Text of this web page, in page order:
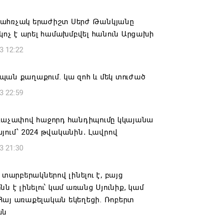
ի աջակցություն Ամենայն
և սրբազանների. Աննա
Գրիգորյանը վերանշանակվել է
14:21
ներսում ազգային համերաշխության
թե՛ արտաքին ճակատում հայ
շահերի պաշտպանության գործը
14:18
երաժիշտ Սերժ Թանկյանը
կոչ է արել համախմբվել հանուն Արցախի
12:22
քաղաքում. կա զոհ և մեկ տուժած
22:59
հաջորդ հանդիպումը կկայանա
2024 թվականին․ Լավրով
21:30
տարբերակներով լինելու է, բայց
է լինելու՝ կամ առանց Սյունիք, կամ
առաքելական եկեղեցի. Ռոբերտ